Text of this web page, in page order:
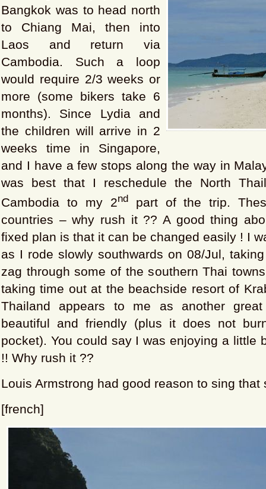
Bangkok was to head north
to Chiang Mai, then into
Laos and return via
Cambodia. Such a loop
would require 2/3 weeks or
more (some bikers take 6
months). Since Lydia and
the children will arrive in 2
weeks time in Singapore,
and I have a few stops along the way in
was best that I reschedule the North
Cambodia to my 2ndpart of the trip.
countries – why rush it ?? A good thing
fixed plan is that it can be changed easily ! I
as I rode slowly southwards on 08/Jul,
zag through some of the southern Thai
taking time out at the beachside resort of
Thailand appears to me as another
beautiful and friendly (plus it does not
pocket). You could say I was enjoying a little
!! Why rush it ??
Louis Armstrong had good reason to sing that
[french]